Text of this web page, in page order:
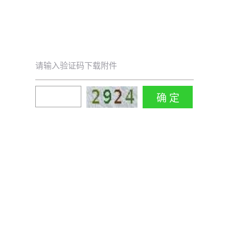
请输入验证码下载附件